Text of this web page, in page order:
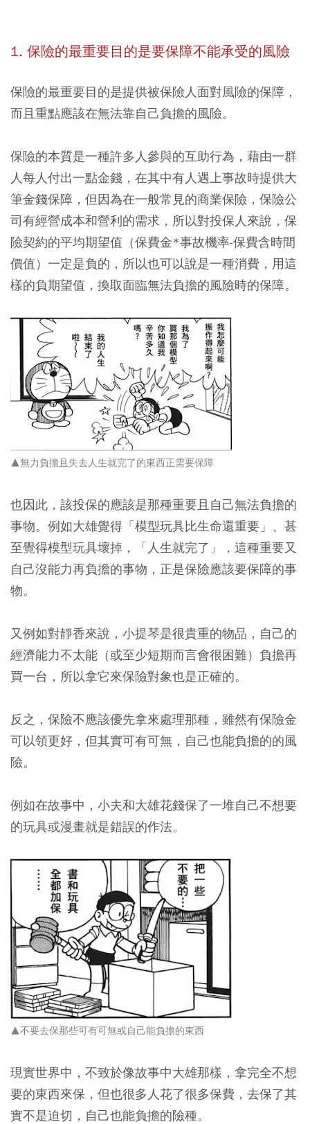
1. 保險的最重要目的是要保障不能承受的風險
保險的最重要目的是提供被保險人面對風險的保障，
而且重點應該在無法靠自己負擔的風險。
保險的本質是一種許多人參與的互助行為，藉由一群
人每人付出一點金錢，在其中有人遇上事故時提供大
筆金錢保障，但因為在一般常見的商業保險，保險公
司有經營成本和營利的需求，所以對投保人來說，保
險契約的平均期望值（保費金*事故機率-保費含時間
價值）一定是負的，所以也可以說是一種消費，用這
樣的負期望值，換取面臨無法負擔的風險時的保障。
▲無力負擔且失去人生就完了的東西正需要保障
也因此， 該投保的應該是那種重要且自己無法負擔的
事物。例如大雄覺得「模型玩具比生命還重要」、甚
至覺得模型玩具壞掉，「人生就完了」，這種重要又
自己沒能力再負擔的事物，正是保險應該要保障的事
物。
又例如對靜香來說，小提琴是很貴重的物品，自己的
經濟能力不太能（或至少短期而言會很困難）負擔再
買一台，所以拿它來保險對象也是正確的。
反之，保險不應該優先拿來處理那種，雖然有保險金
可以領更好，但其實可有可無，自己也能負擔的的風
險。
例如在故事中，小夫和大雄花錢保了一堆自己不想要
的玩具或漫畫就是錯誤的作法。
▲不要去保那些可有可無或自己能負擔的東西
現實世界中，不致於像故事中大雄那樣，拿完全不想
要的東西來保，但也很多人花了很多保費，去保了其
實不是迫切，自己也能負擔的險種。